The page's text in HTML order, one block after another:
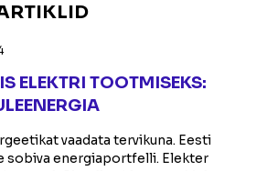
ELEKTRI TOOTMISEKS:
vaadata tervikuna. Eesti
sobiva energiaportfelli. Elekter